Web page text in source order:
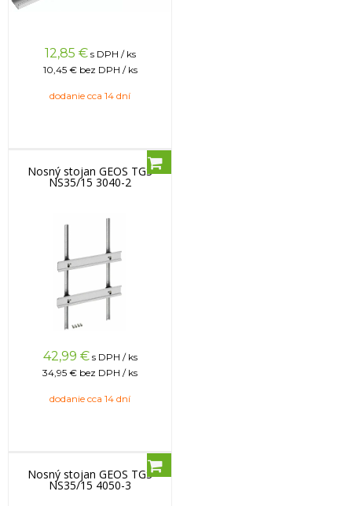
12,85 € s DPH / ks
10,45 € bez DPH / ks
dodanie cca 14 dní
Nosný stojan GEOS TGS
NS35/15 3040-2
42,99 € s DPH / ks
34,95 € bez DPH / ks
dodanie cca 14 dní
Nosný stojan GEOS TGS
NS35/15 4050-3